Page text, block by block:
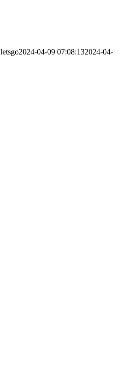
letsgo2024-04-09 07:08:132024-04-